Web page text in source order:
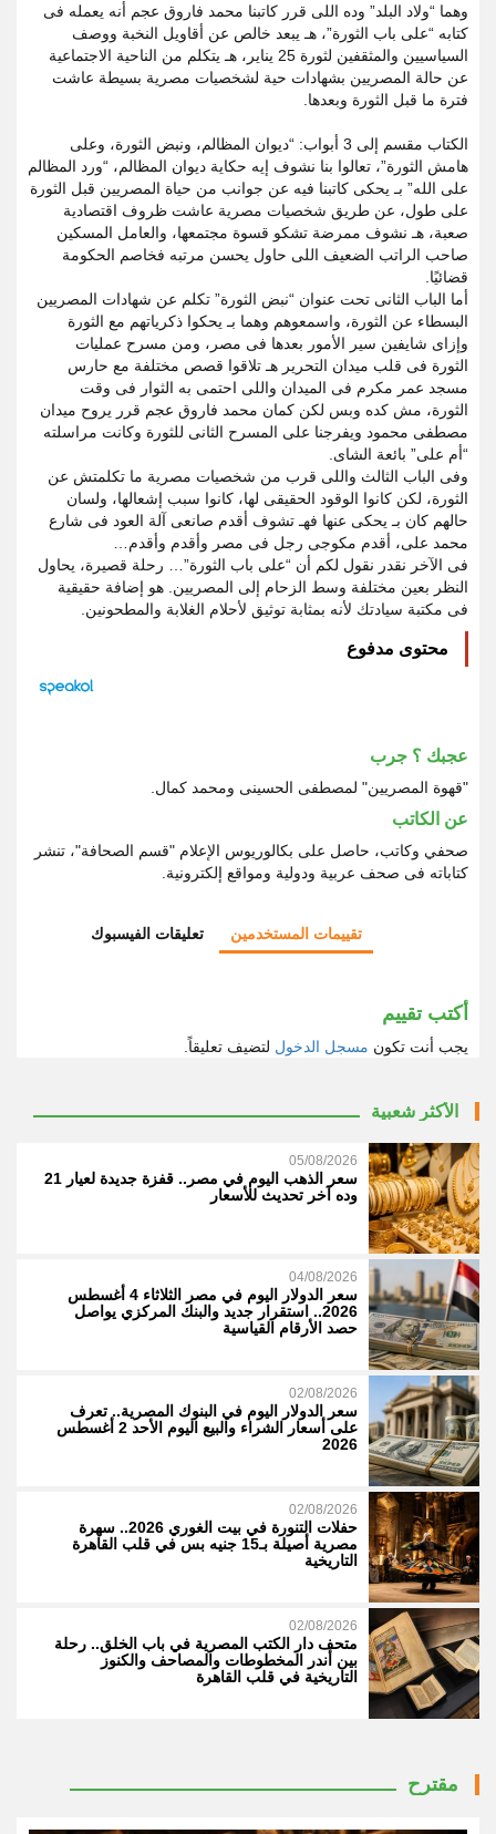
وهما “ولاد البلد” وده اللى قرر كاتبنا محمد فاروق عجم أنه يعمله فى
كتابه “على باب الثورة”، هـ يبعد خالص عن أقاويل النخبة ووصف
السياسيين والمثقفين لثورة 25 يناير، هـ يتكلم من الناحية الاجتماعية
عن حالة المصريين بشهادات حية لشخصيات مصرية بسيطة عاشت
فترة ما قبل الثورة وبعدها.
الكتاب مقسم إلى 3 أبواب: “ديوان المظالم، ونبض الثورة، وعلى
هامش الثورة”، تعالوا بنا نشوف إيه حكاية ديوان المظالم، “ورد المظالم
على الله” بـ يحكى كاتبنا فيه عن جوانب من حياة المصريين قبل الثورة
على طول، عن طريق شخصيات مصرية عاشت ظروف اقتصادية
صعبة، هـ نشوف ممرضة تشكو قسوة مجتمعها، والعامل المسكين
صاحب الراتب الضعيف اللى حاول يحسن مرتبه فخاصم الحكومة
قضائيًا.
أما الباب الثانى تحت عنوان “نبض الثورة” تكلم عن شهادات المصريين
البسطاء عن الثورة، واسمعوهم وهما بـ يحكوا ذكرياتهم مع الثورة
وإزاى شايفين سير الأمور بعدها فى مصر، ومن مسرح عمليات
الثورة فى قلب ميدان التحرير هـ تلاقوا قصص مختلفة مع حارس
مسجد عمر مكرم فى الميدان واللى احتمى به الثوار فى وقت
الثورة، مش كده وبس لكن كمان محمد فاروق عجم قرر يروح ميدان
مصطفى محمود ويفرجنا على المسرح الثانى للثورة وكانت مراسلته
“أم على” بائعة الشاى.
وفى الباب الثالث واللى قرب من شخصيات مصرية ما تكلمتش عن
الثورة، لكن كانوا الوقود الحقيقى لها، كانوا سبب إشعالها، ولسان
حالهم كان بـ يحكى عنها فهـ تشوف أقدم صانعى آلة العود فى شارع
محمد على، أقدم مكوجى رجل فى مصر وأقدم وأقدم…
فى الآخر نقدر نقول لكم أن “على باب الثورة”… رحلة قصيرة، يحاول
النظر بعين مختلفة وسط الزحام إلى المصريين. هو إضافة حقيقية
فى مكتبة سيادتك لأنه بمثابة توثيق لأحلام الغلابة والمطحونين.
محتوى مدفوع
عجبك ؟ جرب
"قهوة المصريين" لمصطفى الحسينى ومحمد كمال.
عن الكاتب
صحفي وكاتب، حاصل على بكالوريوس الإعلام "قسم الصحافة"، تنشر
كتاباته فى صحف عربية ودولية ومواقع إلكترونية.
تقييمات المستخدمين تعليقات الفيسبوك
أكتب تقييم
يجب أنت تكون مسجل الدخول لتضيف تعليقاً.
الأكثر شعبية
05/08/2026
سعر الذهب اليوم في مصر.. قفزة جديدة لعيار 21
وده آخر تحديث للأسعار
04/08/2026
سعر الدولار اليوم في مصر الثلاثاء 4 أغسطس
2026.. استقرار جديد والبنك المركزي يواصل
حصد الأرقام القياسية
02/08/2026
سعر الدولار اليوم في البنوك المصرية.. تعرف
على أسعار الشراء والبيع اليوم الأحد 2 أغسطس
2026
02/08/2026
حفلات التنورة في بيت الغوري 2026.. سهرة
مصرية أصيلة بـ15 جنيه بس في قلب القاهرة
التاريخية
02/08/2026
متحف دار الكتب المصرية في باب الخلق.. رحلة
بين أندر المخطوطات والمصاحف والكنوز
التاريخية في قلب القاهرة
مقترح